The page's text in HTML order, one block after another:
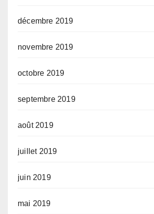
décembre 2019
novembre 2019
octobre 2019
septembre 2019
août 2019
juillet 2019
juin 2019
mai 2019